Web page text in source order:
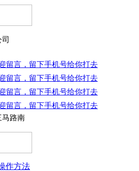
马路南
作方法